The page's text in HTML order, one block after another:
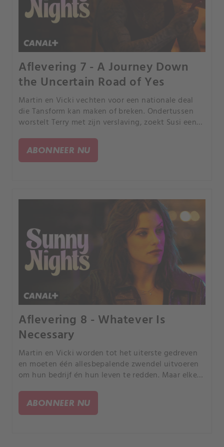
Aflevering 7 - A Journey Down
the Uncertain Road of Yes
Martin en Vicki vechten voor een nationale deal
die Tansform kan maken of breken. Ondertussen
worstelt Terry met zijn verslaving, zoekt Susi een
stap.
ABONNEER NU
Aflevering 8 - Whatever Is
Necessary
Martin en Vicki worden tot het uiterste gedreven
en moeten één allesbepalende zwendel uitvoeren
om hun bedrijf én hun leven te redden. Maar elke
ABONNEER NU